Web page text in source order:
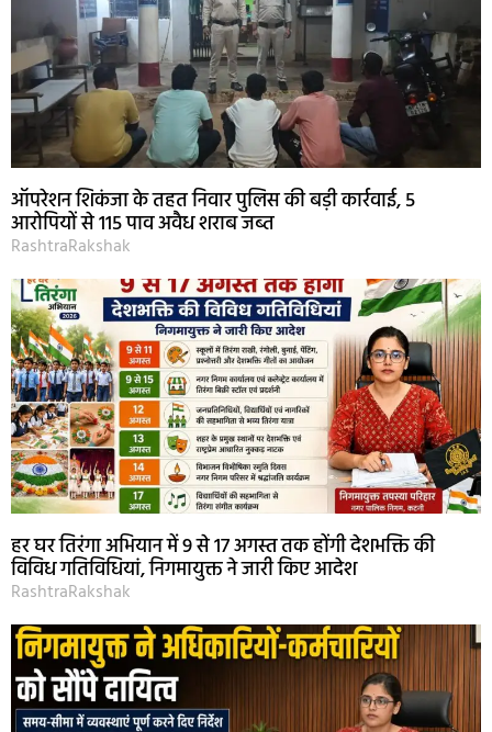
ऑपरेशन शिकंजा के तहत निवार पुलिस की बड़ी कार्रवाई, 5
आरोपियों से 115 पाव अवैध शराब जब्त
RashtraRakshak
हर घर तिरंगा अभियान में 9 से 17 अगस्त तक होंगी देशभक्ति की
विविध गतिविधियां, निगमायुक्त ने जारी किए आदेश
RashtraRakshak